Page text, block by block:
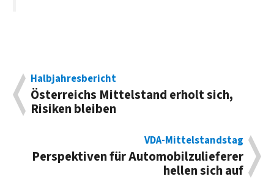
Halbjahresbericht
Österreichs Mittelstand erholt sich,
Risiken bleiben
VDA-Mittelstandstag
Perspektiven für Automobilzulieferer
hellen sich auf